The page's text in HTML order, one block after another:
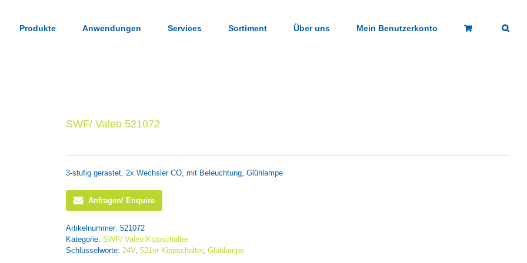
Produkte Anwendungen Services Sortiment Über uns Mein Benutzerkonto
SWF/ Valeo 521072
3-stufig gerastet, 2x Wechsler CO, mit Beleuchtung, Glühlampe
Anfragen/ Enquire
Artikelnummer: 521072
Kategorie: SWF/ Valeo Kippschalter
Schlüsselworte: 24V, 521er Kippschalter, Glühlampe